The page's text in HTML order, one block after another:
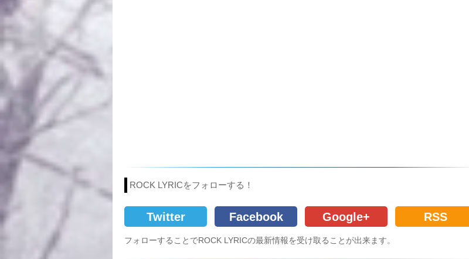
ROCK LYRICをフォローする！
Twitter Facebook Google+ RSS
フォローすることでROCK LYRICの最新情報を受け取ることが出来ます。